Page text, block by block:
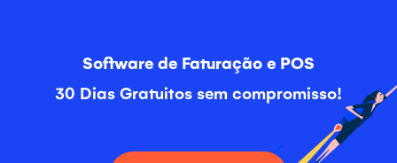
Software de Faturação e POS
30 Dias Gratuitos sem compromisso!